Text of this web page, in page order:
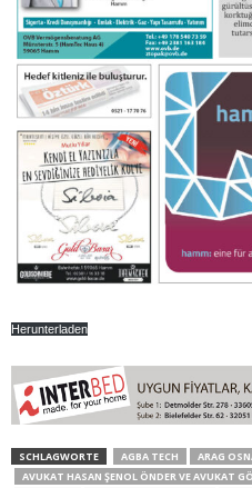
Herunterladen
SCHLAGWORTE AGBA TECH ARAG
AVUKAT HASAN ŞENOL ÖNDER VE AVUKAT